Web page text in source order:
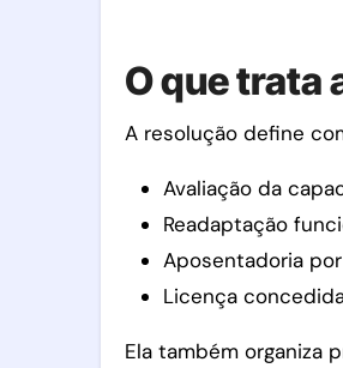
O que trata
A resolução define
Avaliação da
Readaptação
Aposentadoria
Licença
Ela também organiza